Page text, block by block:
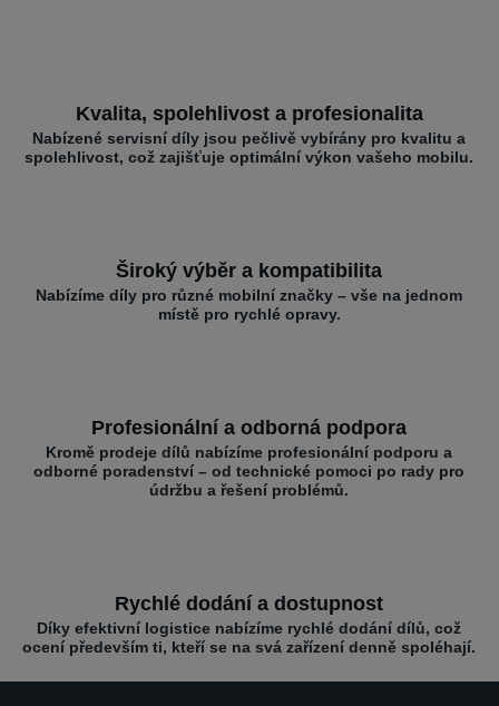
Kvalita, spolehlivost a profesionalita
Nabízené servisní díly jsou pečlivě vybírány pro kvalitu a
spolehlivost, což zajišťuje optimální výkon vašeho mobilu.
Široký výběr a kompatibilita
Nabízíme díly pro různé mobilní značky – vše na jednom
místě pro rychlé opravy.
Profesionální a odborná podpora
Kromě prodeje dílů nabízíme profesionální podporu a
odborné poradenství – od technické pomoci po rady pro
údržbu a řešení problémů.
Rychlé dodání a dostupnost
Díky efektivní logistice nabízíme rychlé dodání dílů, což
ocení především ti, kteří se na svá zařízení denně spoléhají.